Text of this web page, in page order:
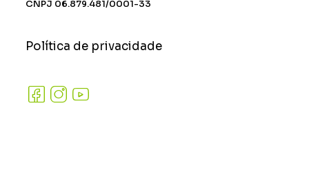
CNPJ 06.879.481/0001-33
Política de privacidade